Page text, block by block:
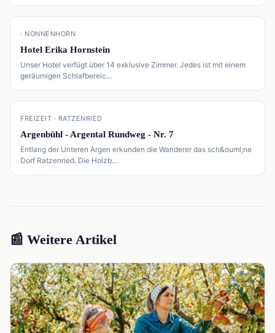
📍
· NONNENHORN
Hotel Erika Hornstein
Unser Hotel verfügt über 14 exklusive Zimmer. Jedes ist mit einem
geräumigen Schlafbereic…
📍
FREIZEIT · RATZENRIED
Argenbühl - Argental Rundweg - Nr. 7
Entlang der Unteren Argen erkunden die Wanderer das sch&ouml;ne
Dorf Ratzenried. Die Holzb…
📰 Weitere Artikel
📰